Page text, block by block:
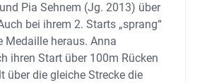
Pia Sehnem (Jg. 2013) über
bei ihrem 2. Starts „sprang“
Medaille heraus. Anna
ihren Start über 100m Rücken
über die gleiche Strecke die